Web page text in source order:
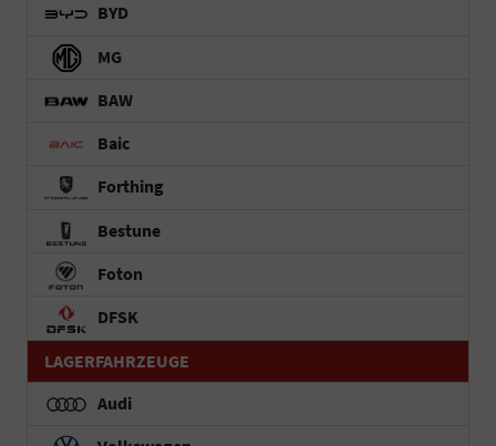
BYD
MG
BAW
Baic
Forthing
Bestune
Foton
DFSK
LAGERFAHRZEUGE
Audi